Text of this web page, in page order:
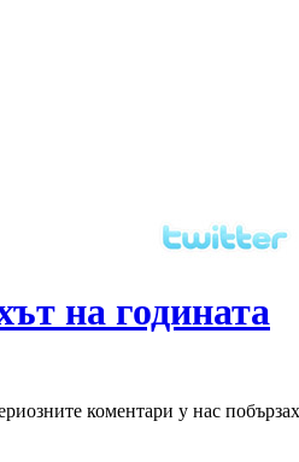
на годината
коментари у нас